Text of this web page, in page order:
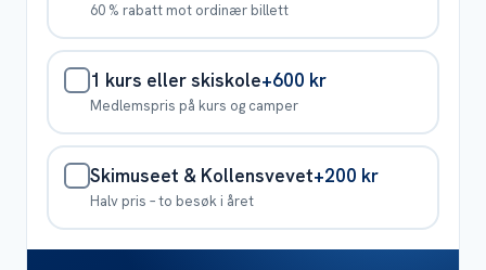
60 % rabatt mot ordinær billett
1 kurs eller skiskole+600 kr
Medlemspris på kurs og camper
Skimuseet & Kollensvevet+200 kr
Halv pris – to besøk i året